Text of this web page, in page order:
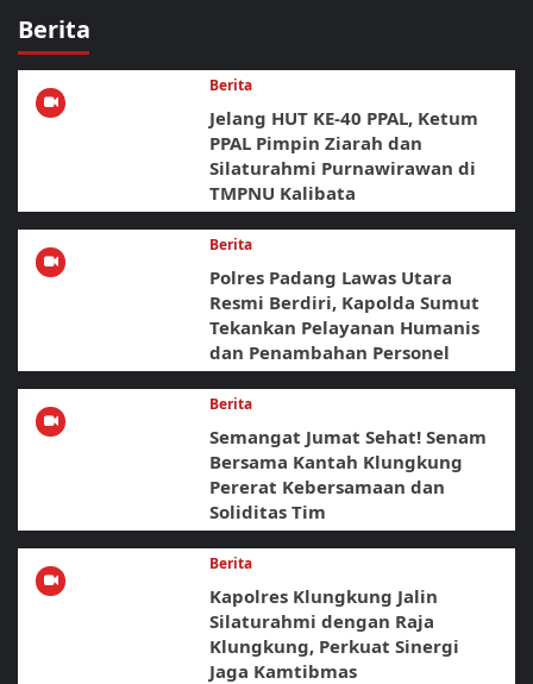
Berita
Berita
Jelang HUT KE-40 PPAL, Ketum
PPAL Pimpin Ziarah dan
Silaturahmi Purnawirawan di
TMPNU Kalibata
Berita
Polres Padang Lawas Utara
Resmi Berdiri, Kapolda Sumut
Tekankan Pelayanan Humanis
dan Penambahan Personel
Berita
Semangat Jumat Sehat! Senam
Bersama Kantah Klungkung
Pererat Kebersamaan dan
Soliditas Tim
Berita
Kapolres Klungkung Jalin
Silaturahmi dengan Raja
Klungkung, Perkuat Sinergi
Jaga Kamtibmas